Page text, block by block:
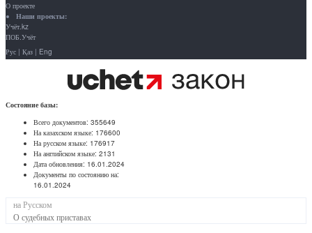
О проекте
Наши проекты:
Учёт.kz
ПОБ.Учёт
Рус | Қаз | Eng
Состояние базы:
Всего документов: 355649
На казахском языке: 176600
На русском языке: 176917
На английском языке: 2131
Дата обновления: 16.01.2024
Документы по состоянию на:
16.01.2024
на Русском
О судебных приставах